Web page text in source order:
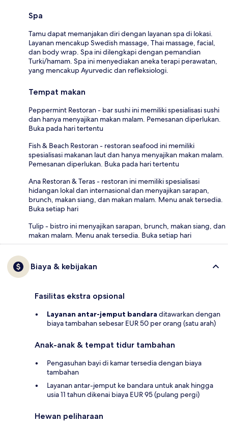
Spa
Tamu dapat memanjakan diri dengan layanan spa di lokasi.
Layanan mencakup Swedish massage, Thai massage, facial,
dan body wrap. Spa ini dilengkapi dengan pemandian
Turki/hamam. Spa ini menyediakan aneka terapi perawatan,
yang mencakup Ayurvedic dan refleksiologi.
Tempat makan
Peppermint Restoran - bar sushi ini memiliki spesialisasi sushi
dan hanya menyajikan makan malam. Pemesanan diperlukan.
Buka pada hari tertentu
Fish & Beach Restoran - restoran seafood ini memiliki
spesialisasi makanan laut dan hanya menyajikan makan malam.
Pemesanan diperlukan. Buka pada hari tertentu
Ana Restoran & Teras - restoran ini memiliki spesialisasi
hidangan lokal dan internasional dan menyajikan sarapan,
brunch, makan siang, dan makan malam. Menu anak tersedia.
Buka setiap hari
Tulip - bistro ini menyajikan sarapan, brunch, makan siang, dan
makan malam. Menu anak tersedia. Buka setiap hari
Biaya & kebijakan
Fasilitas ekstra opsional
Layanan antar-jemput bandara ditawarkan dengan
biaya tambahan sebesar EUR 50 per orang (satu arah)
Anak-anak & tempat tidur tambahan
Pengasuhan bayi di kamar tersedia dengan biaya
tambahan
Layanan antar-jemput ke bandara untuk anak hingga
usia 11 tahun dikenai biaya EUR 95 (pulang pergi)
Hewan peliharaan